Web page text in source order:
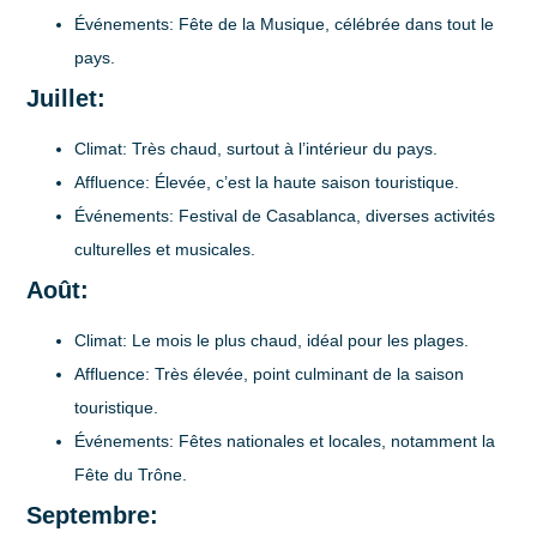
Événements: Fête de la Musique, célébrée dans tout le
pays.
Juillet:
Climat: Très chaud, surtout à l’intérieur du pays.
Affluence: Élevée, c’est la haute saison touristique.
Événements: Festival de Casablanca, diverses activités
culturelles et musicales.
Août:
Climat: Le mois le plus chaud, idéal pour les plages.
Affluence: Très élevée, point culminant de la saison
touristique.
Événements: Fêtes nationales et locales, notamment la
Fête du Trône.
Septembre: